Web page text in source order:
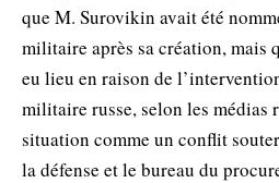
que M. Surovikin avait été
militaire après sa création, mais
eu lieu en raison de
militaire russe, selon les médias
situation comme un conflit
la défense et le bureau du